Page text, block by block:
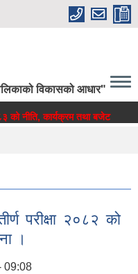
विकासको आधार"
नीति, कार्यक्रम तथा बजेट
परीक्षा २०८२ को
।
09:08